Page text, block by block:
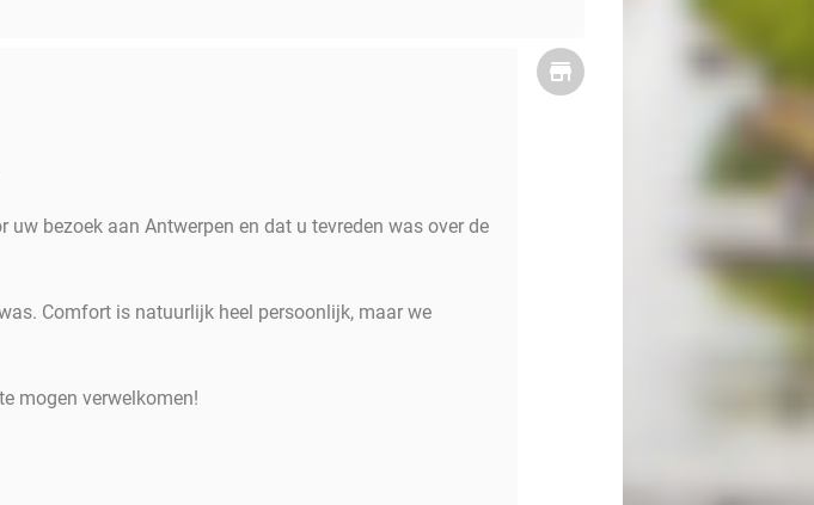
bezoek aan Antwerpen en dat u tevreden was over de
Comfort is natuurlijk heel persoonlijk, maar we
mogen verwelkomen!